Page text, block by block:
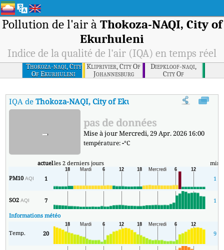
Pollution de l'air à Thokoza-NAQI, City of
Ekurhuleni
Indice de la qualité de l'air (IQA) en temps réel
Thokoza-naqi, City
Of Ekurhuleni
Kliprivier, City Of
Johannesburg
Diepkloof-naqi,
City Of
Johannesburg
IQA deThokoza-NAQI, City of Ekurhuleni Indice de la qualité
- pas de données
Mise à jour Mercredi, 29 Apr. 2026 16:00
température:-°C
actuelles 2 derniers jours min
PM10AQI 1 1
SO2AQI 7
1
Informations météo
Temp. 20 9